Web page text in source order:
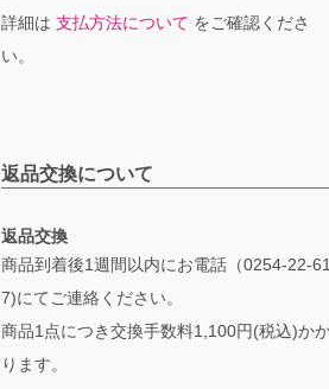
詳細は 支払方法について をご確認くださ
い。
返品交換について
返品交換
商品到着後1週間以内にお電話（0254-22-
7)にてご連絡ください。
商品1点につき交換手数料1,100円(税込)か
ります。